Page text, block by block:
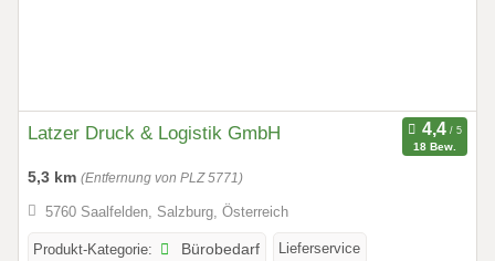
Latzer Druck & Logistik GmbH
18 Bew.
5,3 km (Entfernung von PLZ 5771)
5760 Saalfelden, Salzburg, Österreich
Produkt-Kategorie: Bürobedarf Lieferservice